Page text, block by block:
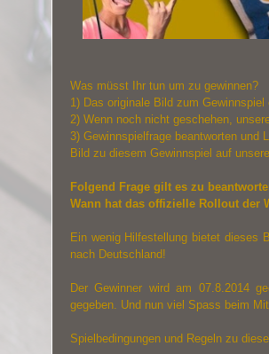
Was müsst Ihr tun um zu gewinnen?
1) Das originale Bild zum
2) Wenn noch nicht geschehen,
3) Gewinnspielfrage beantworten und
Bild zu diesem Gewinnspiel auf
Folgend Frage gilt es zu
Wann hat das offizielle Rollout der
Ein wenig Hilfestellung bietet dieses
nach Deutschland!
Der Gewinner wird am 07.8.2014
gegeben. Und nun viel Spass beim
Spielbedingungen und Regeln zu